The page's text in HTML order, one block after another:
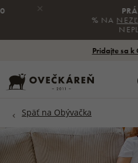
NEZĽAVNENÉ
Pridajte sa k